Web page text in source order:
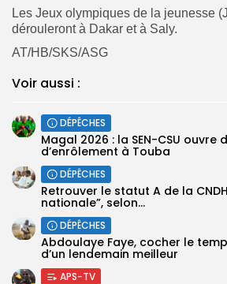
Les Jeux olympiques de la jeunesse
dérouleront à Dakar et à Saly.
AT/HB/SKS/ASG
Voir aussi :
DÉPÊCHES
Magal 2026 : la SEN-CSU ouvre
d’enrôlement à Touba
DÉPÊCHES
Retrouver le statut A de la
nationale”, selon...
DÉPÊCHES
Abdoulaye Faye, cocher le
d’un lendemain meilleur
APS-TV